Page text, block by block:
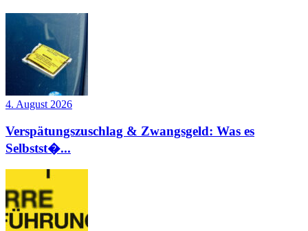
4. August 2026
Verspätungszuschlag & Zwangsgeld: Was es
Selbstst�...